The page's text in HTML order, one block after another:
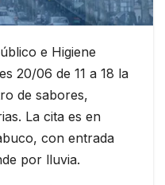
e Higiene
20/06 de 11 a 18 la
de sabores,
La cita es en
con entrada
por lluvia.